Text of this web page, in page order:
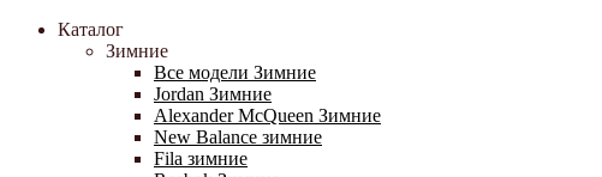
Каталог
Зимние
Все модели Зимние
Jordan Зимние
Alexander McQueen Зимние
New Balance зимние
Fila зимние